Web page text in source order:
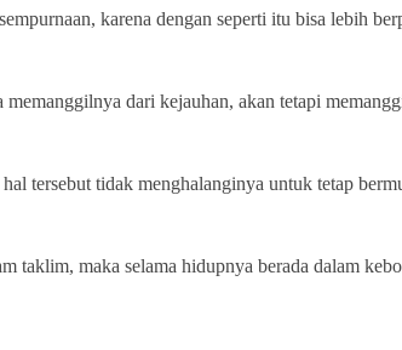
karena dengan seperti itu bisa lebih
dari kejauhan, akan tetapi
tersebut tidak menghalanginya untuk tetap
taklim, maka selama hidupnya berada dalam